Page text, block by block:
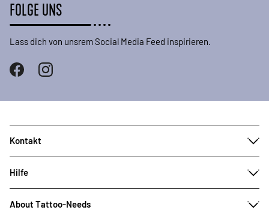
FOLGE UNS
Lass dich von unsrem Social Media Feed inspirieren.
Kontakt
Hilfe
About Tattoo-Needs